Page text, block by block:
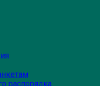
распорядка